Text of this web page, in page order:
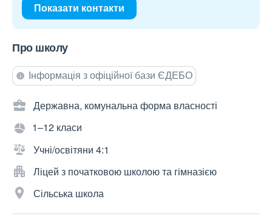
Показати контакти
Про школу
Інформація з офіційної бази ЄДЕБО
Державна, комунальна форма власності
1–12 класи
Учні/освітяни 4:1
Ліцей з початковою школою та гімназією
Сільська школа